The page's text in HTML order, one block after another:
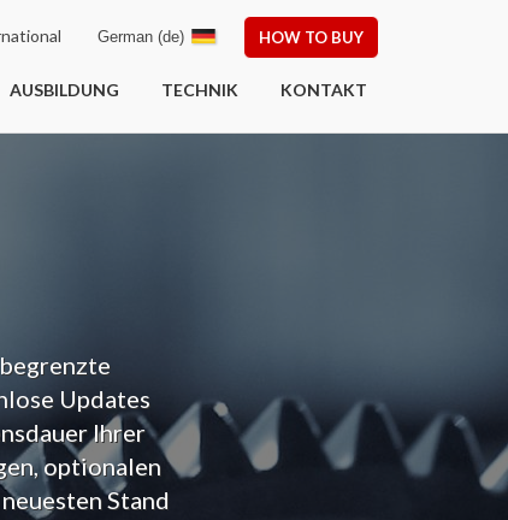
HOW TO BUY
German (de)
AUSBILDUNG TECHNIK KONTAKT
Updates
Ihrer
optionalen
Stand